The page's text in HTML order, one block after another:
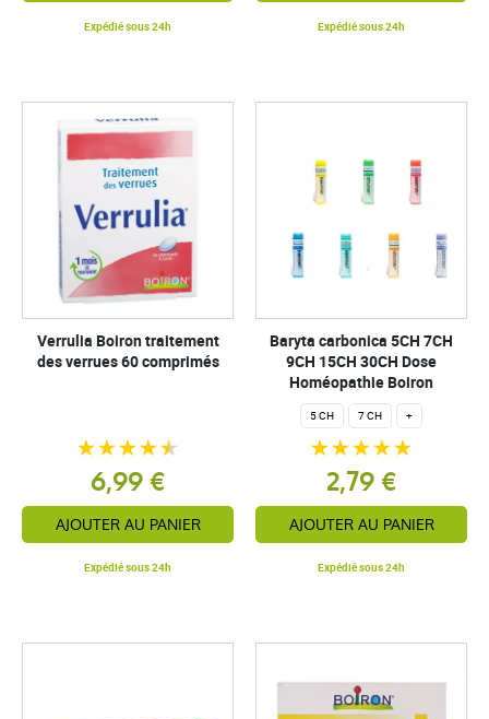
Expédié sous 24h Expédié sous 24h
Verrulia Boiron traitement
des verrues 60 comprimés
6,99 €
AJOUTER AU PANIER
Expédié sous 24h
Baryta carbonica 5CH 7CH
9CH 15CH 30CH Dose
Homéopathie Boiron
5 CH 7 CH +
2,79 €
AJOUTER AU PANIER
Expédié sous 24h